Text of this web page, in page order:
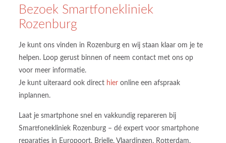
Bezoek Smartfonekliniek
Rozenburg
Je kunt ons vinden in Rozenburg en wij staan klaar om je te
helpen. Loop gerust binnen of neem contact met ons op
voor meer informatie.
Je kunt uiteraard ook direct hieronline een afspraak
inplannen.
Laat je smartphone snel en vakkundig repareren bij
Smartfonekliniek Rozenburg – dé expert voor smartphone
reparaties in Europoort, Brielle, Vlaardingen, Rotterdam,